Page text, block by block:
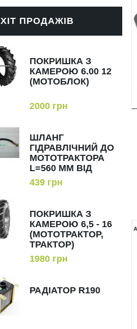
ХІТ ПРОДАЖІВ
ПОКРИШКА З
КАМЕРОЮ 6.00 12
(МОТОБЛОК)
2000 грн
ШЛАНГ
ГІДРАВЛІЧНИЙ ДО
МОТОТРАКТОРА
L=560 MM ВІД
ГІДРОРОЗПОДІЛЬНИКА
ДО ЦИЛІНДРА.
439 грн
ПОКРИШКА З
КАМЕРОЮ 6,5 - 16
(МОТОТРАКТОР,
ТРАКТОР)
1980 грн
РАДІАТОР R190